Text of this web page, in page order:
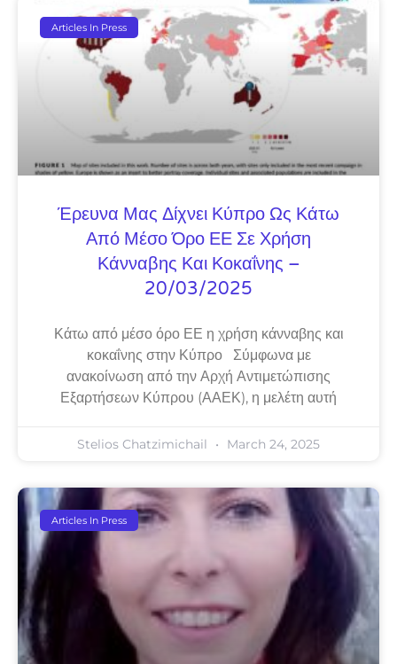
Articles In Press
Έρευνα Μας Δίχνει Κύπρο Ως Κάτω
Από Μέσο Όρο ΕΕ Σε Χρήση
Κάνναβης Και Κοκαΐνης –
20/03/2025
Κάτω από μέσο όρο ΕΕ η χρήση κάνναβης και
κοκαΐνης στην Κύπρο Σύμφωνα με
ανακοίνωση από την Αρχή Αντιμετώπισης
Εξαρτήσεων Κύπρου (ΑΑΕΚ), η μελέτη αυτή
Stelios Chatzimichail March 24, 2025
Articles In Press